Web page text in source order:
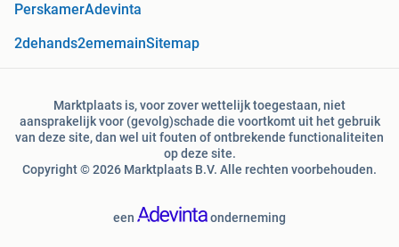
PerskamerAdevinta
2dehands2ememainSitemap
Marktplaats is, voor zover wettelijk toegestaan, niet
aansprakelijk voor (gevolg)schade die voortkomt uit het gebruik
van deze site, dan wel uit fouten of ontbrekende functionaliteiten
op deze site.
Copyright © 2026 Marktplaats B.V. Alle rechten voorbehouden.
een onderneming